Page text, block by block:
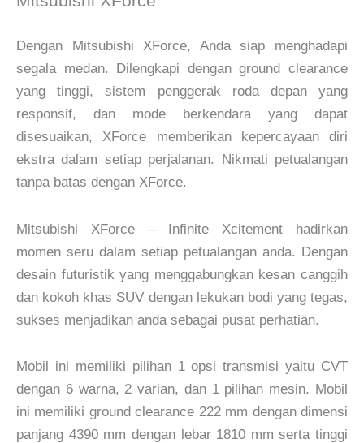
Dengan Mitsubishi XForce, Anda siap menghadapi
segala medan. Dilengkapi dengan ground clearance
yang tinggi, sistem penggerak roda depan yang
responsif, dan mode berkendara yang dapat
disesuaikan, XForce memberikan kepercayaan diri
ekstra dalam setiap perjalanan. Nikmati petualangan
tanpa batas dengan XForce.
Mitsubishi XForce – Infinite Xcitement hadirkan
momen seru dalam setiap petualangan anda. Dengan
desain futuristik yang menggabungkan kesan canggih
dan kokoh khas SUV dengan lekukan bodi yang tegas,
sukses menjadikan anda sebagai pusat perhatian.
Mobil ini memiliki pilihan 1 opsi transmisi yaitu CVT
dengan 6 warna, 2 varian, dan 1 pilihan mesin. Mobil
ini memiliki ground clearance 222 mm dengan dimensi
panjang 4390 mm dengan lebar 1810 mm serta tinggi